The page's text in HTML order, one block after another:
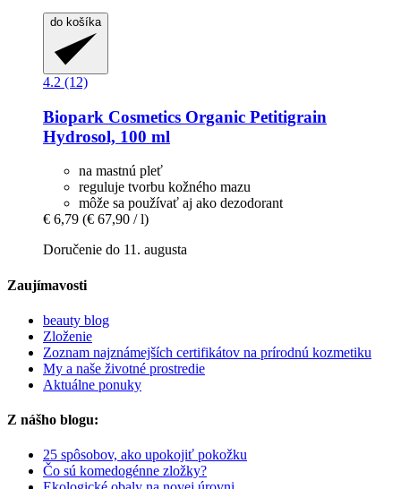
do košíka
4.2 (12)
Biopark Cosmetics Organic Petitigrain
Hydrosol, 100 ml
na mastnú pleť
reguluje tvorbu kožného mazu
môže sa používať aj ako dezodorant
€ 6,79 (€ 67,90 / l)
Doručenie do 11. augusta
Zaujímavosti
beauty blog
Zloženie
Zoznam najznámejších certifikátov na prírodnú kozmetiku
My a naše životné prostredie
Aktuálne ponuky
Z nášho blogu:
25 spôsobov, ako upokojiť pokožku
Čo sú komedogénne zložky?